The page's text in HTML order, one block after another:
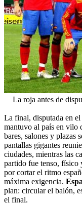
La roja antes de
La final, disputada en
mantuvo al país en vilo
bares, salones y plazas
pantallas gigantes
ciudades, mientras las
partido fue tenso, físico
por cortar el ritmo
máxima exigencia.
plan: circular el balón,
el final.